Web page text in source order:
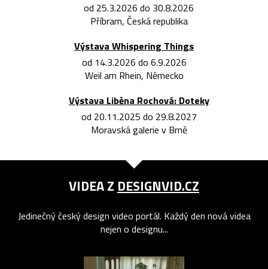
od 25.3.2026 do 30.8.2026
Příbram, Česká republika
Výstava Whispering Things
od 14.3.2026 do 6.9.2026
Weil am Rhein, Německo
Výstava Liběna Rochová: Doteky
od 20.11.2025 do 29.8.2027
Moravská galerie v Brně
VIDEA Z DESIGNVID.CZ
Jedinečný český design video portál. Každý den nová videa
nejen o designu...